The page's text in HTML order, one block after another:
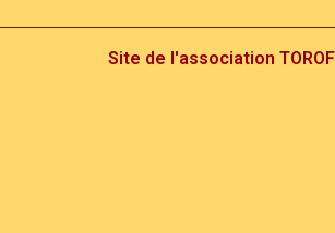
Site de l'association